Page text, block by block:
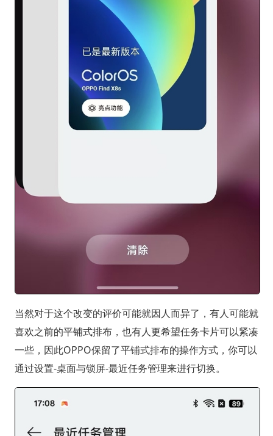
当然对于这个改变的评价可能就因人而异了，有人可能就
喜欢之前的平铺式排布，也有人更希望任务卡片可以紧凑
一些，因此OPPO保留了平铺式排布的操作方式，你可以
通过设置-桌面与锁屏-最近任务管理来进行切换。